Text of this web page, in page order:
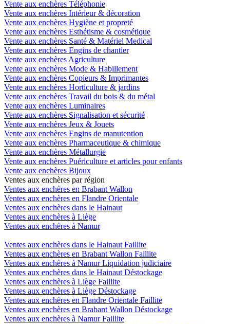
Vente aux enchères Téléphonie
Vente aux enchères Intérieur & décoration
Vente aux enchères Hygiène et propreté
Vente aux enchères Esthétisme & cosmétique
Vente aux enchères Santé & Matériel Medical
Vente aux enchères Engins de chantier
Vente aux enchères Agriculture
Vente aux enchères Mode & Habillement
Vente aux enchères Copieurs & Imprimantes
Vente aux enchères Horticulture & jardins
Vente aux enchères Travail du bois & du métal
Vente aux enchères Luminaires
Vente aux enchères Signalisation et sécurité
Vente aux enchères Jeux & Jouets
Vente aux enchères Engins de manutention
Vente aux enchères Pharmaceutique & chimique
Vente aux enchères Métallurgie
Vente aux enchères Puériculture et articles pour enfants
Vente aux enchères Bijoux
Ventes aux enchères par région
Ventes aux enchères en Brabant Wallon
Ventes aux enchères en Flandre Orientale
Ventes aux enchères dans le Hainaut
Ventes aux enchères à Liège
Ventes aux enchères à Namur
Ventes aux enchères dans le Hainaut Faillite
Ventes aux enchères en Brabant Wallon Faillite
Ventes aux enchères à Namur Liquidation judiciaire
Ventes aux enchères dans le Hainaut Déstockage
Ventes aux enchères à Liège Faillite
Ventes aux enchères à Liège Déstockage
Ventes aux enchères en Flandre Orientale Faillite
Ventes aux enchères en Brabant Wallon Déstockage
Ventes aux enchères à Namur Faillite